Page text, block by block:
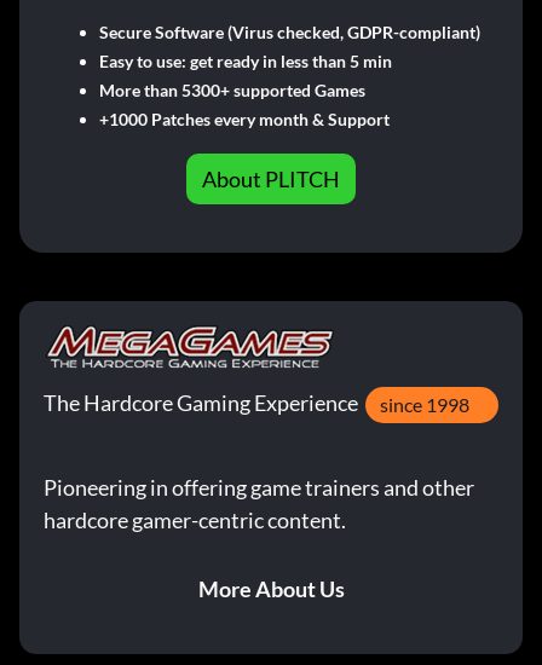
Secure Software (Virus checked, GDPR-compliant)
Easy to use: get ready in less than 5 min
More than 5300+ supported Games
+1000 Patches every month & Support
About PLITCH
The Hardcore Gaming Experience since 1998
Pioneering in offering game trainers and other
hardcore gamer-centric content.
More About Us